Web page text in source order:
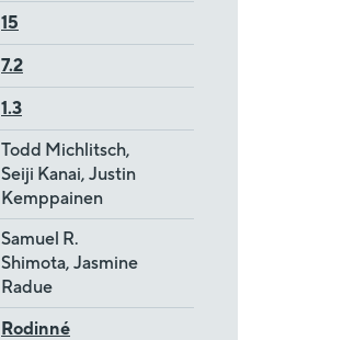
15
7.2
1.3
Todd Michlitsch,
Seiji Kanai, Justin
Kemppainen
Samuel R.
Shimota, Jasmine
Radue
Rodinné